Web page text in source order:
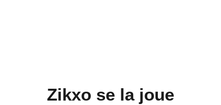
Zikxo se la joue